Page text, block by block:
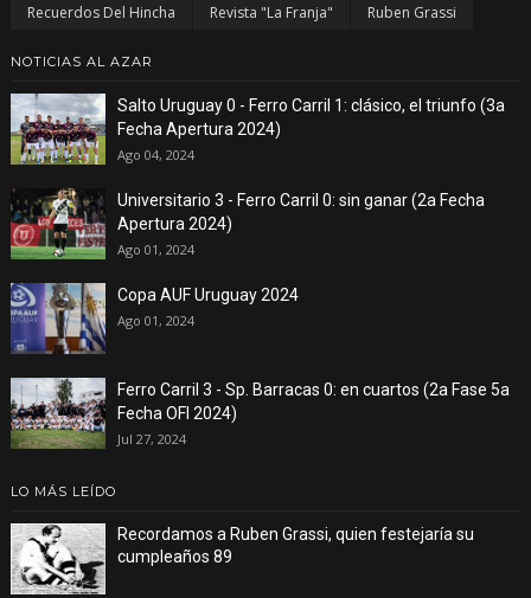
Recuerdos Del Hincha
Revista "La Franja" Ruben Grassi
NOTICIAS AL AZAR
Salto Uruguay 0 - Ferro Carril 1: clásico, el triunfo (3a
Fecha Apertura 2024)
Ago 04, 2024
Universitario 3 - Ferro Carril 0: sin ganar (2a Fecha
Apertura 2024)
Ago 01, 2024
Copa AUF Uruguay 2024
Ago 01, 2024
Ferro Carril 3 - Sp. Barracas 0: en cuartos (2a Fase 5a
Fecha OFI 2024)
Jul 27, 2024
LO MÁS LEÍDO
Recordamos a Ruben Grassi, quien festejaría su
cumpleaños 89